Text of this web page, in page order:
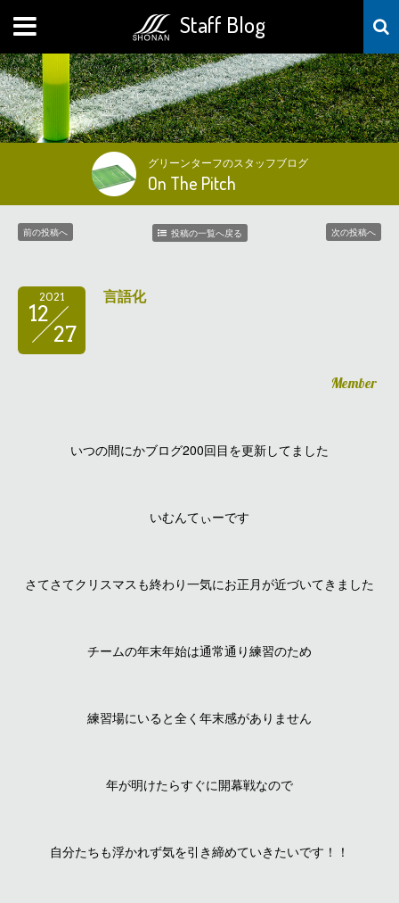
Staff Blog
MENU
グリーンターフのスタッフブログ
On The Pitch
前の投稿へ 投稿の一覧へ戻る 次の投稿へ
2021
12
27
言語化
Member
いつの間にかブログ200回目を更新してました
いむんてぃーです
さてさてクリスマスも終わり一気にお正月が近づいてきました
チームの年末年始は通常通り練習のため
練習場にいると全く年末感がありません
年が明けたらすぐに開幕戦なので
自分たちも浮かれず気を引き締めていきたいです！！